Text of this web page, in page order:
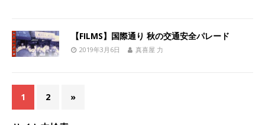
【FILMS】国際通り 秋の交通安全パレード
2019年3月6日 真喜屋 力
1 2 »